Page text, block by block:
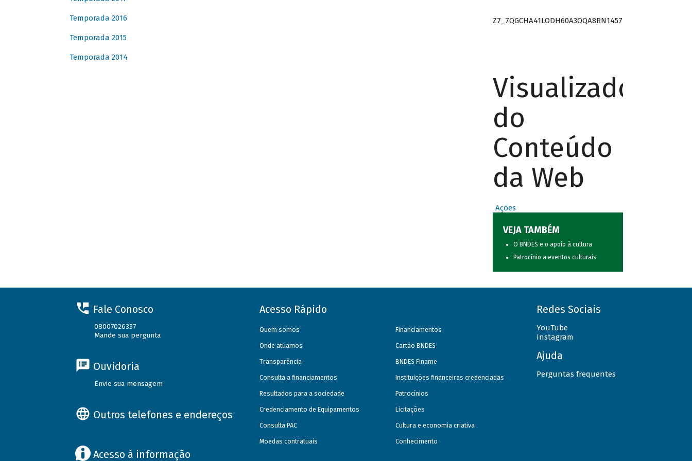
Temporada 2016
Temporada 2015
Temporada 2014
Z7_7QGCHA41LODH60A3OQA8RN1457
Visualizador
do
Conteúdo
da Web
Ações
VEJA TAMBÉM
O BNDES e o apoio à cultura
Patrocínio a eventos culturais
Fale Conosco
08007026337
Mande sua pergunta
Ouvidoria
Envie sua mensagem
Outros telefones e endereços
Acesso à informação
Acesso Rápido
Quem somos
Onde atuamos
Transparência
Consulta a financiamentos
Resultados para a sociedade
Credenciamento de Equipamentos
Consulta PAC
Moedas contratuais
Financiamentos
Cartão BNDES
BNDES Finame
Instituições financeiras credenciadas
Patrocínios
Licitações
Cultura e economia criativa
Conhecimento
Redes Sociais
YouTube
Instagram
Ajuda
Perguntas frequentes